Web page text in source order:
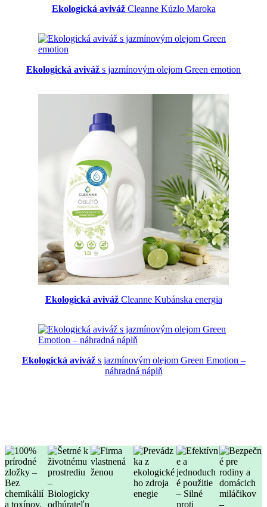
Ekologická aviváž Cleanne Kúzlo Maroka
Ekologická aviváž s jazmínovým olejom Green emotion
Ekologická avivážCleanne Kubánska energia
Ekologická avivážs jazmínovým olejom Green Emotion –
náhradná náplň